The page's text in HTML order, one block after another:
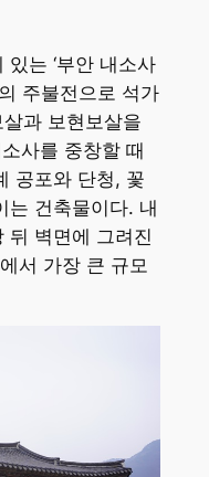
는 ‘부안 내소사
주불전으로 석가
과 보현보살을
사를 중창할 때
공포와 단청, 꽃
는 건축물이다. 내
뒤 벽면에 그려진
서 가장 큰 규모